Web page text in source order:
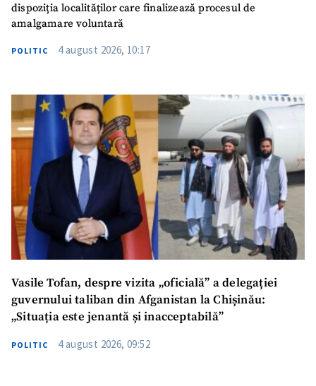
dispoziția localităților care finalizează procesul de
amalgamare voluntară
POLITIC 4 august 2026, 10:17
Vasile Tofan, despre vizita „oficială” a delegației
guvernului taliban din Afganistan la Chișinău:
„Situația este jenantă și inacceptabilă”
POLITIC 4 august 2026, 09:52